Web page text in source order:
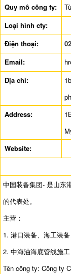
Quy mô công ty:
Loại hình cty:
Điện thoại:
Email:
Địa chỉ:
Address:
Website:
中国装备集团- 是山东
的代表处。
主营：
1. 港口装备、海工装
2. 中海油海底管线施工
Tên công ty: Công ty